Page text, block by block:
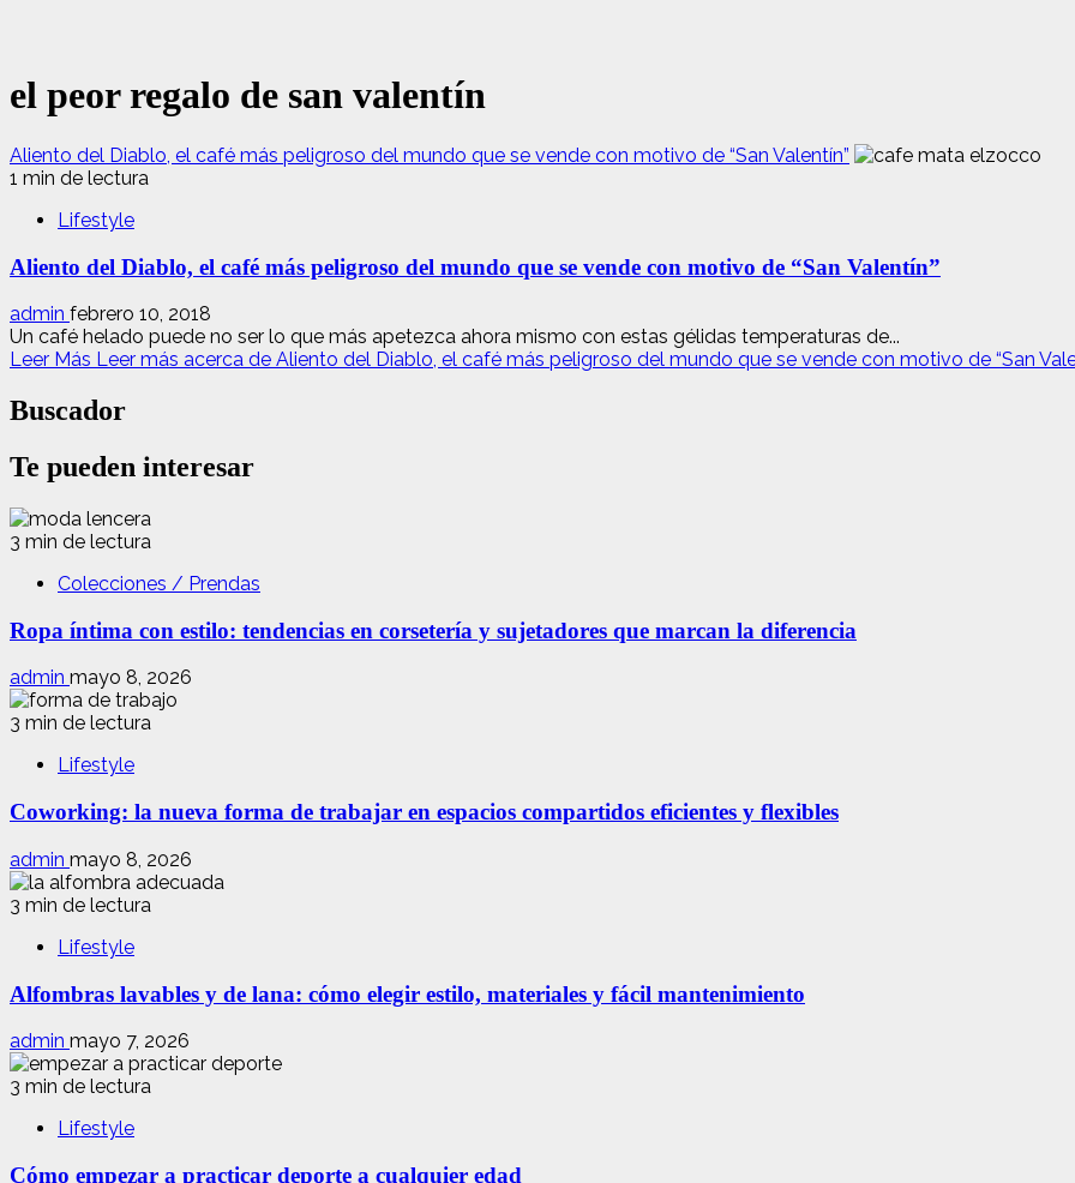
el peor regalo de san valentín
Aliento del Diablo, el café más peligroso del mundo que se vende con motivo de “San Valentín”
1 min de lectura
Lifestyle
Aliento del Diablo, el café más peligroso del mundo que se vende con motivo de “San Valentín”
admin febrero 10, 2018
Un café helado puede no ser lo que más apetezca ahora mismo con estas gélidas temperaturas de...
Leer Más Leer más acerca de Aliento del Diablo, el café más peligroso del mundo que se vende con motivo de “San
Buscador
Te pueden interesar
3 min de lectura
Colecciones / Prendas
Ropa íntima con estilo: tendencias en corsetería y sujetadores que marcan la diferencia
admin mayo 8, 2026
3 min de lectura
Lifestyle
Coworking: la nueva forma de trabajar en espacios compartidos eficientes y flexibles
admin mayo 8, 2026
3 min de lectura
Lifestyle
Alfombras lavables y de lana: cómo elegir estilo, materiales y fácil mantenimiento
admin mayo 7, 2026
3 min de lectura
Lifestyle
Cómo empezar a practicar deporte a cualquier edad